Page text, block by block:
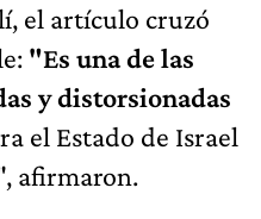
el artículo cruzó
"Es una de las
y distorsionadas
el Estado de Israel
afirmaron.